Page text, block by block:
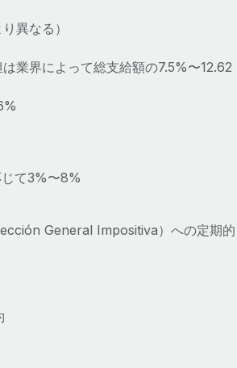
異なる）
業界によって総支給額の7.5%〜12.62
て3%〜8%
General Impositiva）への定期的